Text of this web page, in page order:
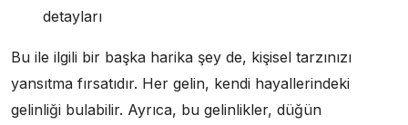
detayları
Bu ile ilgili bir başka harika şey de, kişisel tarzınızı
yansıtma fırsatıdır. Her gelin, kendi hayallerindeki
gelinliği bulabilir. Ayrıca, bu gelinlikler, düğün